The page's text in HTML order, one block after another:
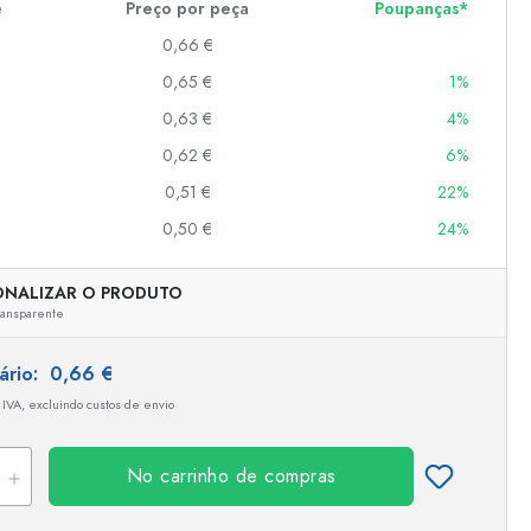
Preço por peça
Poupanças*
0,66 €
0,65 €
1%
0,63 €
4%
0,62 €
6%
0,51 €
22%
0,50 € 24%
O PRODUTO
0,66 €
excluindo custos de envio
No carrinho de compras